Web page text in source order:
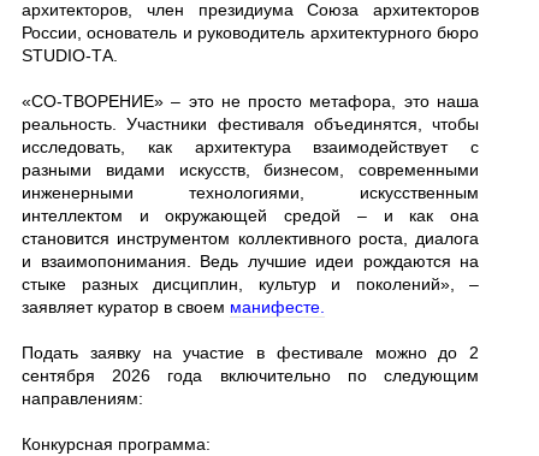
архитекторов, член президиума Союза архитекторов
России, основатель и руководитель архитектурного бюро
STUDIO-ТА.
«СО-ТВОРЕНИЕ» – это не просто метафора, это наша
реальность. Участники фестиваля объединятся, чтобы
исследовать, как архитектура взаимодействует с
разными видами искусств, бизнесом, современными
инженерными технологиями, искусственным
интеллектом и окружающей средой – и как она
становится инструментом коллективного роста, диалога
и взаимопонимания. Ведь лучшие идеи рождаются на
стыке разных дисциплин, культур и поколений», –
заявляет куратор в своем манифесте.
Подать заявку на участие в фестивале можно до 2
сентября 2026 года включительно по следующим
направлениям:
Конкурсная программа: